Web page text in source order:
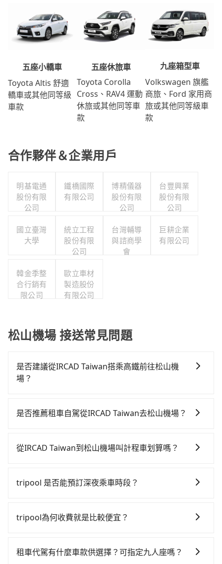
五座小轎車
Toyota Altis 舒適
轎車或其他同等級
車款
五座休旅車
Toyota Corolla
Cross、RAV4 運動
休旅或其他同等車
款
九座箱型車
Volkswagen 旗艦
商旅、Ford 家用商
旅或其他同等級車
款
合作夥伴＆企業用戶
明基電通
股份有限
公司
鐵橋國際
有限公司
博精儀器
股份有限
公司
台豐興業
股份有限
公司
國立臺灣
大學
統立工程
股份有限
公司
台灣輔導
與諮商學
會
巨耕企業
有限公司
韓金季整
合行銷有
限公司
歐立車材
製造股份
有限公司
松山機場 接送常見問題
是否建議從IRCAD Taiwan搭乘高鐵前往松山機
場？
費時，且難叫計程車前往高鐵站！從最早06:05一直到
鐵站，叫一輛計程車花費約600元、車程約45分鐘。抵
中站前往台北高鐵站，每人票價700元，再用15分鐘出
的地。全程加上轉車時間共2小時34分鐘，假設4位同
北的3.7%，換句話說，臨時要叫小黃的難度是雙北大城
是否推薦租車自駕從IRCAD Taiwan去松山機場？
路邊多天不用車，停車費與租車費用都是不小開支。
從IRCAD Taiwan到松山機場叫計程車划算嗎？
灣大車隊、Uber和Yoxi，如果在路邊攔不到車，也可考
省高達$1,600。但如果你無法提前預約，或偏好臨時叫
台北或新北的30倍之多。再加上彰化縣有些計程車司機
tripool 是否能預訂深夜乘車時段？
tripool為何收費就是比較便宜？
一次使用tripool的會擔心價格比市價便宜不少，是不是
租車代駕有什麼車款供選擇？可指定九人座嗎？